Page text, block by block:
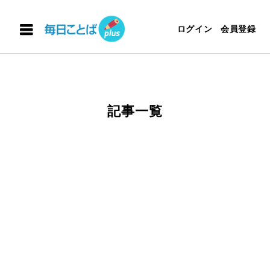
ログイン 会員登録
記事一覧